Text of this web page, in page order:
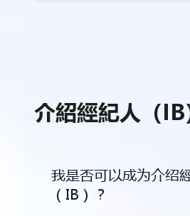
介紹經紀人（IB
我是否可以成为介绍
（IB）？